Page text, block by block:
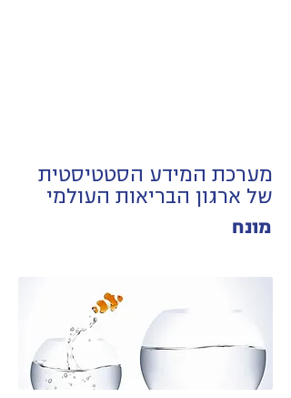
מערכת המידע הסטטיסטית
של ארגון הבריאות העולמי
מונח